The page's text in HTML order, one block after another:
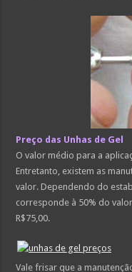
Preço das Unhas de Gel
O valor médio para a
Entretanto, existem as
valor. Dependendo do
corresponde à 50% do
R$75,00.
Vale frisar que a